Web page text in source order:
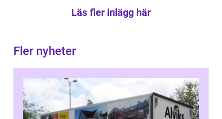
Läs fler inlägg här
Fler nyheter